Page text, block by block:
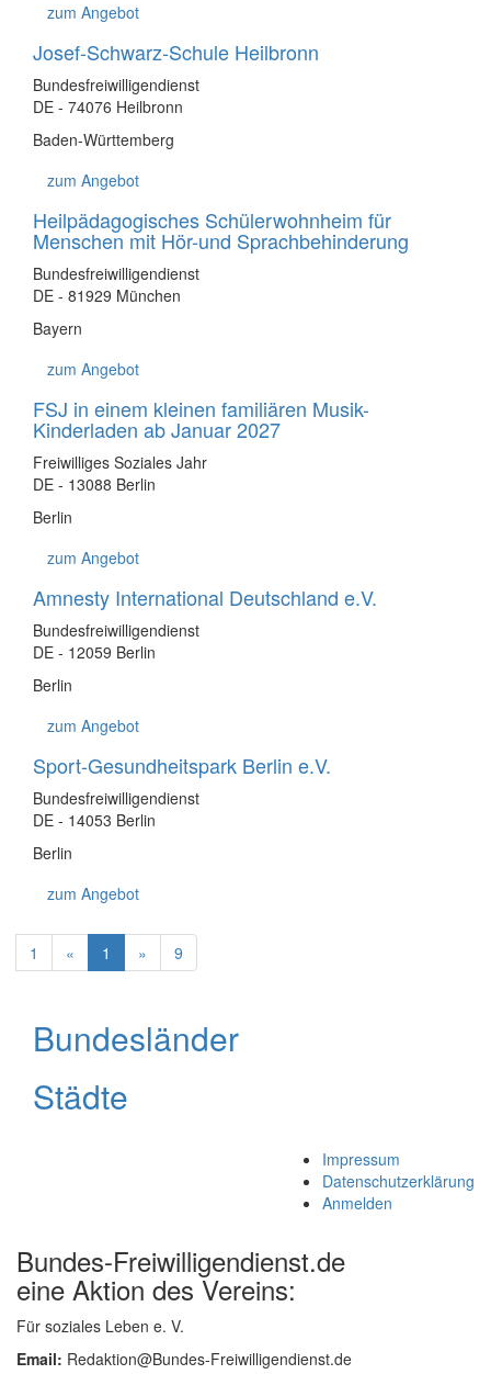
zum Angebot
Josef-Schwarz-Schule Heilbronn
Bundesfreiwilligendienst
DE - 74076 Heilbronn
Baden-Württemberg
zum Angebot
Heilpädagogisches Schülerwohnheim für
Menschen mit Hör-und Sprachbehinderung
Bundesfreiwilligendienst
DE - 81929 München
Bayern
zum Angebot
FSJ in einem kleinen familiären Musik-
Kinderladen ab Januar 2027
Freiwilliges Soziales Jahr
DE - 13088 Berlin
Berlin
zum Angebot
Amnesty International Deutschland e.V.
Bundesfreiwilligendienst
DE - 12059 Berlin
Berlin
zum Angebot
Sport-Gesundheitspark Berlin e.V.
Bundesfreiwilligendienst
DE - 14053 Berlin
Berlin
zum Angebot
1 « 1 » 9
Bundesländer
Städte
Impressum
Datenschutzerklärung
Anmelden
Bundes-Freiwilligendienst.de
eine Aktion des Vereins:
Für soziales Leben e. V.
Email: Redaktion@Bundes-Freiwilligendienst.de